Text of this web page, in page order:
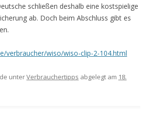
schließen deshalb eine kostspielige
ab. Doch beim Abschluss gibt es
verbraucher/wiso/wiso-clip-2-104.html
unterVerbrauchertipps abgelegt am 18.